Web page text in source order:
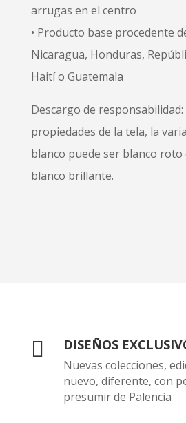
arrugas en el centro
• Producto base procedente
Nicaragua, Honduras,
Haití o Guatemala
Descargo de
propiedades de la tela, la
blanco puede ser blanco roto
blanco brillante.
 DISEÑOS
Nuevas colecciones,
nuevo, diferente, con
presumir de Palencia